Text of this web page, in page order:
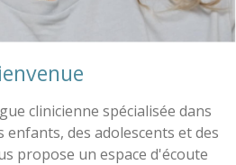
clinicienne spécialisée dans
enfants, des adolescents et des
propose un espace d'écoute